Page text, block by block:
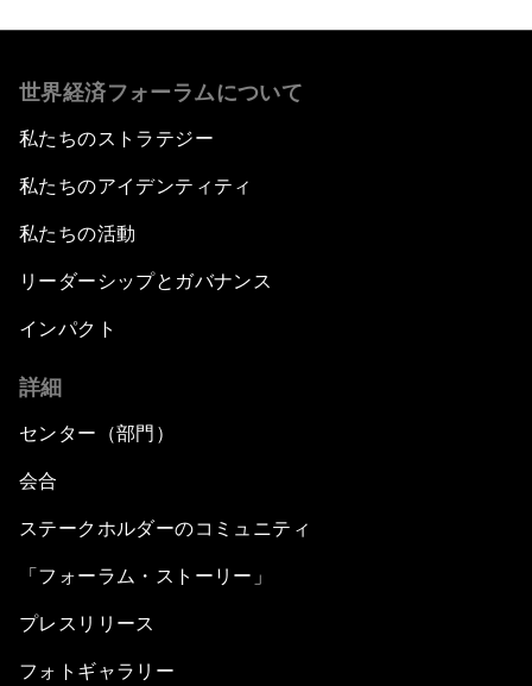
世界経済フォーラムについて
私たちのストラテジー
私たちのアイデンティティ
私たちの活動
リーダーシップとガバナンス
インパクト
詳細
センター（部門）
会合
ステークホルダーのコミュニティ
「フォーラム・ストーリー」
プレスリリース
フォトギャラリー